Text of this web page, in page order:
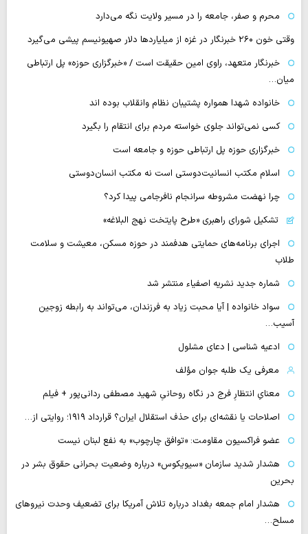
محرم و صفر، جامعه را در مسیر ولایت نگه می‌دارد
وقتی خون ۲۶۰ خبرنگار در غزه از میلیاردها دلار صهیونیسم پیشی می‌گیرد
خبرنگار متعهد، راوی امین حقیقت است / «خبرگزاری حوزه» پل ارتباطی
میان…
خانواده شهدا همواره پشتیبان نظام وانقلاب بوده اند
کسی نمی‌تواند جلوی خواسته مردم برای انتقام را بگیرد
خبرگزاری حوزه پل ارتباطی حوزه و جامعه است
اسلام مکتب انسانیت‌دوستی است نه مکتب انسان‌دوستی
چرا نهضت مشروطه سرانجام نافرجامی پیدا کرد؟
تشکیل شورای راهبری «طرح پایتخت نهج البلاغه»
اجرای برنامه‌های حمایتی هدفمند در حوزه مسکن، معیشت و سلامت
طلاب
شماره جدید نشریه اصفیاء منتشر شد
سواد خانواده | آیا محبت زیاد به فرزندان، می‌تواند به رابطه زوجین
آسیب…
ادعیه شناسی | دعای مشلول
معرفی یک طلبه جوان مؤلف
معنایِ انتظارِ فرج در نگاه روحانیِ شهید مصطفی ردانی‌پور + فیلم
اصلاحات یا نقشه‌ای برای حذف استقلال ایران؟ قرارداد ۱۹۱۹؛ روایتی از…
عضو فراکسیون مقاومت: «توافق چارچوب» به نفع لبنان نیست
هشدار شدید سازمان «سیویکوس» درباره وضعیت بحرانی حقوق بشر در
بحرین
هشدار امام جمعه بغداد درباره تلاش آمریکا برای تضعیف وحدت نیروهای
مسلح…